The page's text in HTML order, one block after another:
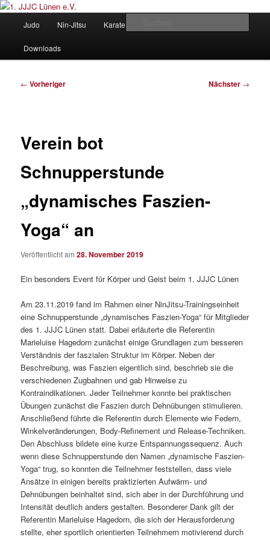
Zum
springen1. JJJC Lünen e.V.
Judo und Ninjitsu
Judo Nin-Jitsu Karate
Downloads
Beitragsnavigation
← Vorheriger Nächster →
Verein bot
Schnupperstunde
„dynamisches Faszien-
Yoga“ an
Veröffentlicht am28. November 2019
Ein besonders Event für Körper und Geist beim 1. JJJC Lünen
Am 23.11.2019 fand im Rahmen einer NinJitsu-Trainingseinheit
eine Schnupperstunde „dynamisches Faszien-Yoga“ für Mitglieder
des 1. JJJC Lünen statt. Dabei erläuterte die Referentin
Marieluise Hagedorn zunächst einige Grundlagen zum besseren
Verständnis der faszialen Struktur im Körper. Neben der
Beschreibung, was Faszien eigentlich sind, beschrieb sie die
verschiedenen Zugbahnen und gab Hinweise zu
Kontraindikationen. Jeder Teilnehmer konnte bei praktischen
Übungen zunächst die Faszien durch Dehnübungen stimulieren.
Anschließend führte die Referentin durch Elemente wie Federn,
Winkelveränderungen, Body-Refinement und Release-Techniken.
Den Abschluss bildete eine kurze Entspannungssequenz. Auch
wenn diese Schnupperstunde den Namen „dynamische Faszien-
Yoga“ trug, so konnten die Teilnehmer feststellen, dass viele
Ansätze in einigen bereits praktizierten Aufwärm- und
Dehnübungen beinhaltet sind, sich aber in der Durchführung und
Intensität deutlich anders gestalten. Besonderer Dank gilt der
Referentin Marieluise Hagedorn, die sich der Herausforderung
stellte, eher sportlich orientierten Teilnehmern motivierend durch